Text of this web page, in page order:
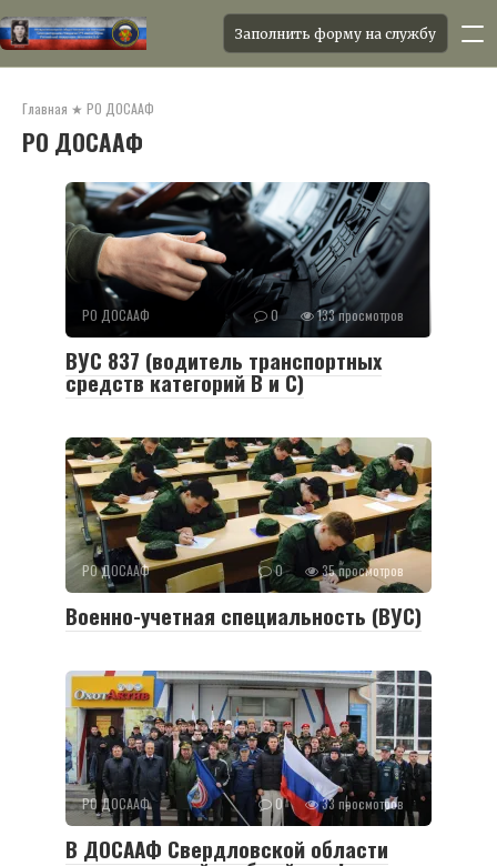
Заполнить форму на службу
Главная ★ РО ДОСААФ
РО ДОСААФ
РО ДОСААФ 0 133 просмотров
ВУС 837 (водитель транспортных
средств категорий В и С)
РО ДОСААФ 0 35 просмотров
Военно-учетная специальность (ВУС)
РО ДОСААФ 0 33 просмотров
В ДОСААФ Свердловской области